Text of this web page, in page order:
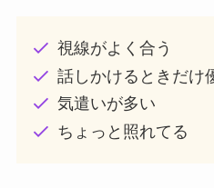
視線がよく合う
話しかけるときだけ
気遣いが多い
ちょっと照れてる